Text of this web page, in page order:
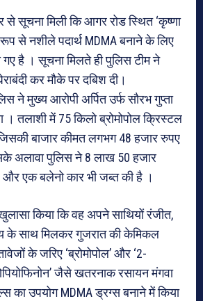
सूचना मिली कि आगर रोड स्थित ‘कृष्णा
से नशीले पदार्थ MDMA बनाने के लिए
है । सूचना मिलते ही पुलिस टीम ने
कर मौके पर दबिश दी।
ने मुख्य आरोपी अर्पित उर्फ सौरभ गुप्ता
। तलाशी में 75 किलो ब्रोमोपोल क्रिस्टल
बाजार कीमत लगभग 48 हजार रुपए
अलावा पुलिस ने 8 लाख 50 हजार
और एक बलेनो कार भी जब्त की है ।
किया कि वह अपने साथियों रंजीत,
साथ मिलकर गुजरात की केमिकल
के जरिए ‘ब्रोमोपोल’ और ‘2-
जैसे खतरनाक रसायन मंगवा
का उपयोग MDMA ड्रग्स बनाने में किया